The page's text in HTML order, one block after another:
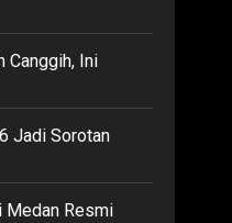
Canggih, Ini
Jadi Sorotan
Medan Resmi